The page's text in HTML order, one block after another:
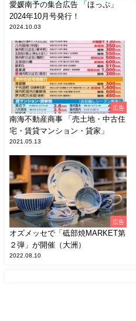
愛媛南予の集合広告 「ほっぷ」
2024年10月号発行！
2024.10.03
広告
南海不動産商事 「売土地・中古住
宅・賃貸マンション・貸家」
2021.05.13
広告
オズメッセで「砥部焼MARKET第
２弾」が開催（大洲）
2022.08.10